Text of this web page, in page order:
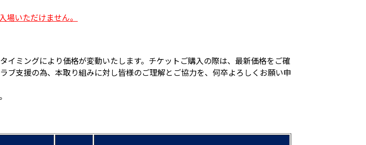
いただけません。
ミングにより価格が変動いたします。チケットご購入の際は、最新価格をご確
ブ支援の為、本取り組みに対し皆様のご理解とご協力を、何卒よろしくお願い申